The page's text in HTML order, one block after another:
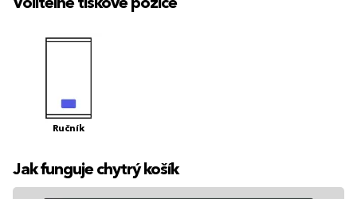
Volitelné tiskové pozice
Ručník
Jak funguje chytrý košík